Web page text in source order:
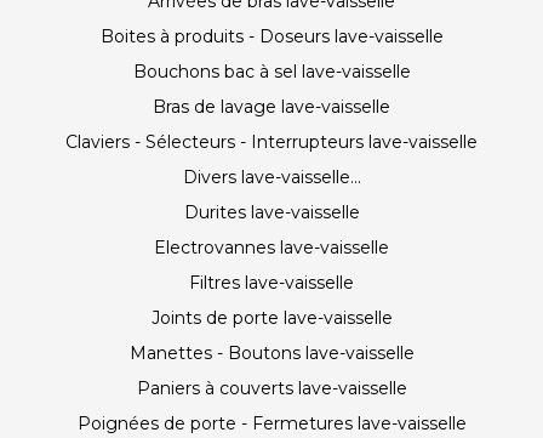
Boites à produits - Doseurs lave-vaisselle
Bouchons bac à sel lave-vaisselle
Bras de lavage lave-vaisselle
Claviers - Sélecteurs - Interrupteurs lave-vaisselle
Divers lave-vaisselle...
Durites lave-vaisselle
Electrovannes lave-vaisselle
Filtres lave-vaisselle
Joints de porte lave-vaisselle
Manettes - Boutons lave-vaisselle
Paniers à couverts lave-vaisselle
Poignées de porte - Fermetures lave-vaisselle